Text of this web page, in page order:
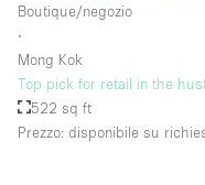
Sistema di sicurezza
Smoking Area
Soundproof
Boutique/negozio
∙
Mong Kok
Top pick for retail in the
522 sq ft
Prezzo: disponibile su